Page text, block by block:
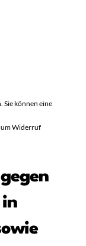
können eine
Widerruf
in